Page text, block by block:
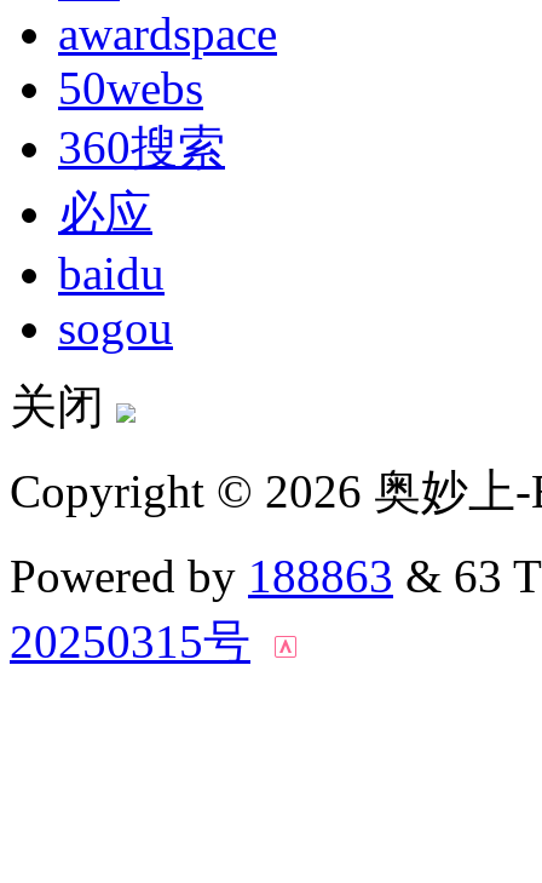
awardspace
50webs
360搜索
必应
baidu
sogou
关闭
Copyright © 2026 奥妙上
Powered by 188863 & 63
20250315号